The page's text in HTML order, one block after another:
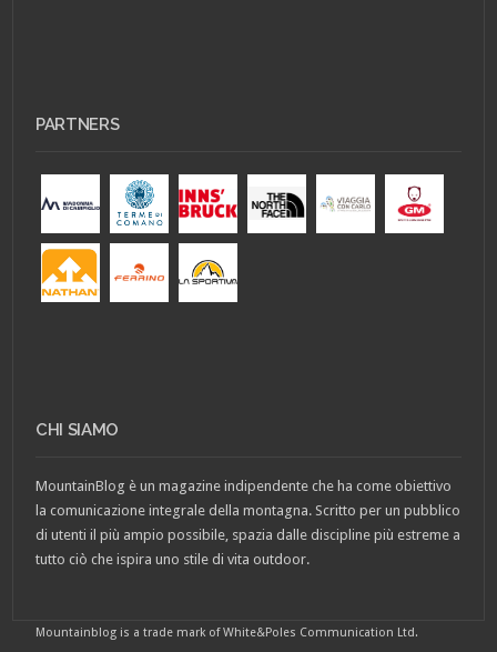
PARTNERS
CHI SIAMO
MountainBlog è un magazine indipendente che ha come obiettivo
la comunicazione integrale della montagna. Scritto per un pubblico
di utenti il più ampio possibile, spazia dalle discipline più estreme a
tutto ciò che ispira uno stile di vita outdoor.
Mountainblog is a trade mark of White&Poles Communication Ltd.